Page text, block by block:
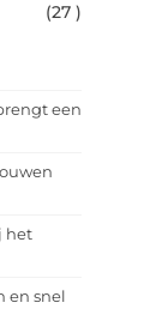
(27 )
een
het
en snel